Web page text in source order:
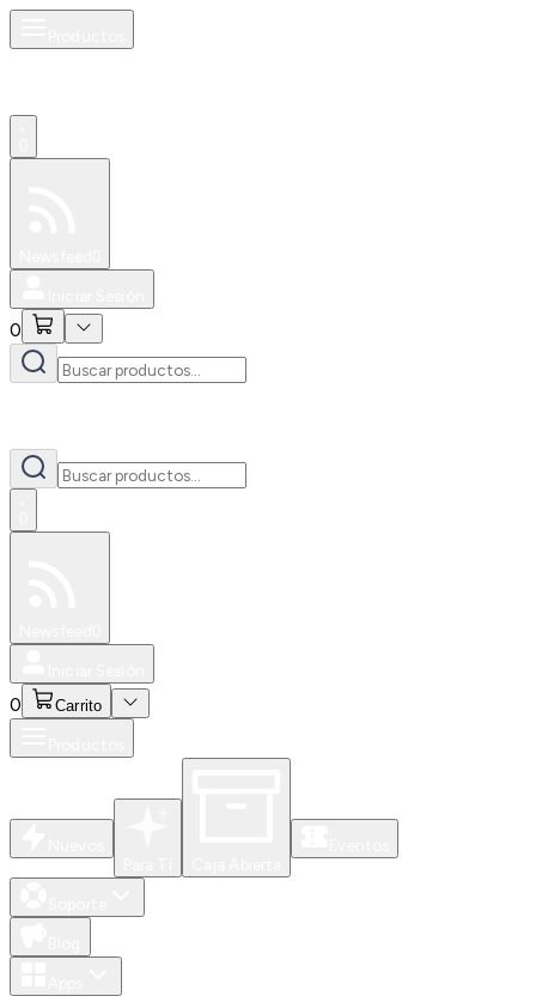
0
0 Carrito